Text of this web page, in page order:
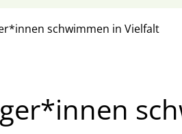
schwimmen in Vielfalt